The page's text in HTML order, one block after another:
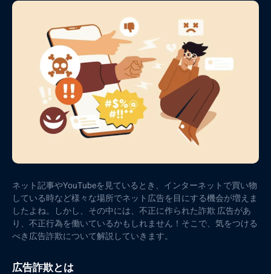
ネット記事やYouTubeを見ているとき、インターネットで買い物
している時など様々な場所でネット広告を目にする機会が増えま
したよね。しかし、その中には、不正に作られた詐欺 広告があ
り、不正行為を働いているかもしれません！そこで、気をつける
べき広告詐欺について解説していきます。
広告詐欺とは